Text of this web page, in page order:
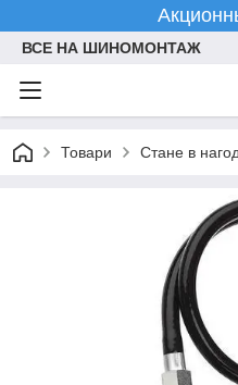
ВСЕ НА ШИНОМОНТАЖ
Товари Стане в